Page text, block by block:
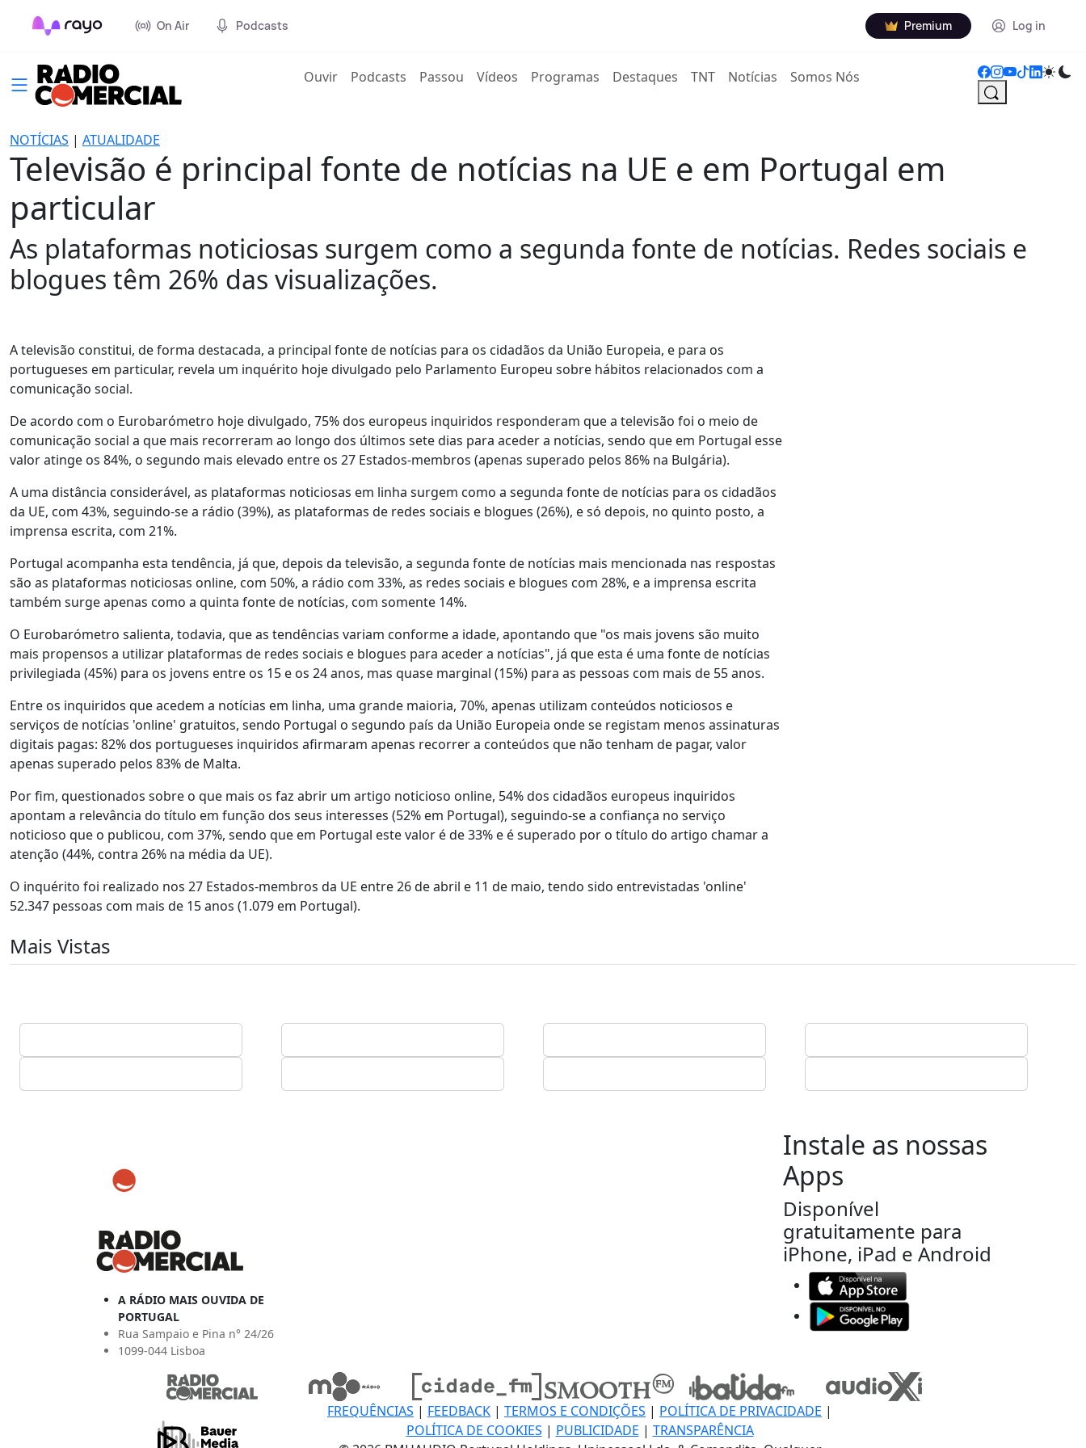
On Air Podcasts Premium Log in
Ouvir(current)
Podcasts Passou Vídeos Programas Destaques TNT Notícias Somos Nós
NOTÍCIAS | ATUALIDADE
Televisão é principal fonte de notícias na UE e em Portugal em
particular
As plataformas noticiosas surgem como a segunda fonte de notícias. Redes sociais e
blogues têm 26% das visualizações.
A televisão constitui, de forma destacada, a principal fonte de notícias para os cidadãos da União Europeia, e para os
portugueses em particular, revela um inquérito hoje divulgado pelo Parlamento Europeu sobre hábitos relacionados com a
comunicação social.
De acordo com o Eurobarómetro hoje divulgado, 75% dos europeus inquiridos responderam que a televisão foi o meio de
comunicação social a que mais recorreram ao longo dos últimos sete dias para aceder a notícias, sendo que em Portugal esse
valor atinge os 84%, o segundo mais elevado entre os 27 Estados-membros (apenas superado pelos 86% na Bulgária).
A uma distância considerável, as plataformas noticiosas em linha surgem como a segunda fonte de notícias para os cidadãos
da UE, com 43%, seguindo-se a rádio (39%), as plataformas de redes sociais e blogues (26%), e só depois, no quinto posto, a
imprensa escrita, com 21%.
Portugal acompanha esta tendência, já que, depois da televisão, a segunda fonte de notícias mais mencionada nas respostas
são as plataformas noticiosas online, com 50%, a rádio com 33%, as redes sociais e blogues com 28%, e a imprensa escrita
também surge apenas como a quinta fonte de notícias, com somente 14%.
O Eurobarómetro salienta, todavia, que as tendências variam conforme a idade, apontando que "os mais jovens são muito
mais propensos a utilizar plataformas de redes sociais e blogues para aceder a notícias", já que esta é uma fonte de notícias
privilegiada (45%) para os jovens entre os 15 e os 24 anos, mas quase marginal (15%) para as pessoas com mais de 55 anos.
Entre os inquiridos que acedem a notícias em linha, uma grande maioria, 70%, apenas utilizam conteúdos noticiosos e
serviços de notícias 'online' gratuitos, sendo Portugal o segundo país da União Europeia onde se registam menos assinaturas
digitais pagas: 82% dos portugueses inquiridos afirmaram apenas recorrer a conteúdos que não tenham de pagar, valor
apenas superado pelos 83% de Malta.
Por fim, questionados sobre o que mais os faz abrir um artigo noticioso online, 54% dos cidadãos europeus inquiridos
apontam a relevância do título em função dos seus interesses (52% em Portugal), seguindo-se a confiança no serviço
noticioso que o publicou, com 37%, sendo que em Portugal este valor é de 33% e é superado por o título do artigo chamar a
atenção (44%, contra 26% na média da UE).
O inquérito foi realizado nos 27 Estados-membros da UE entre 26 de abril e 11 de maio, tendo sido entrevistadas 'online'
52.347 pessoas com mais de 15 anos (1.079 em Portugal).
Mais Vistas
A RÁDIO MAIS OUVIDA DE
PORTUGAL
Rua Sampaio e Pina n° 24/26
1099-044 Lisboa
Instale as nossas
Apps
Disponível
gratuitamente para
iPhone, iPad e Android
FREQUÊNCIAS | FEEDBACK | TERMOS E CONDIÇÕES | POLÍTICA DE PRIVACIDADE |
POLÍTICA DE COOKIES | PUBLICIDADE | TRANSPARÊNCIA